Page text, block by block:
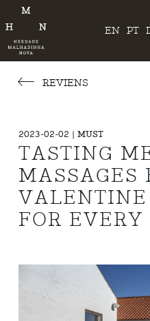
EN PT
REVIENS
2023-02-02 | MUST
TASTING
MASSAGES
VALENTINE
FOR EVERY